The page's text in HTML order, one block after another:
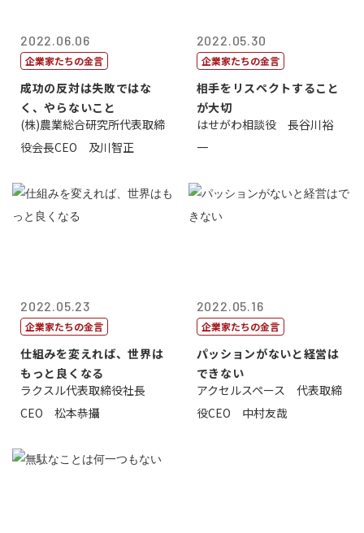
2022.06.06
企業家たちの金言
成功の反対は失敗ではな
く、やらないこと
(株)農業総合研究所代表取締
役会長CEO 及川智正
2022.05.30
企業家たちの金言
相手をリスペクトすること
が大切
はせがわ相談役 長谷川裕
一
2022.05.23
企業家たちの金言
仕組みを変えれば、世界は
もっと良くなる
ラクスル代表取締役社長
CEO 松本恭攝
2022.05.16
企業家たちの金言
パッションがないと経営は
できない
アクセルスペース 代表取締
役CEO 中村友哉